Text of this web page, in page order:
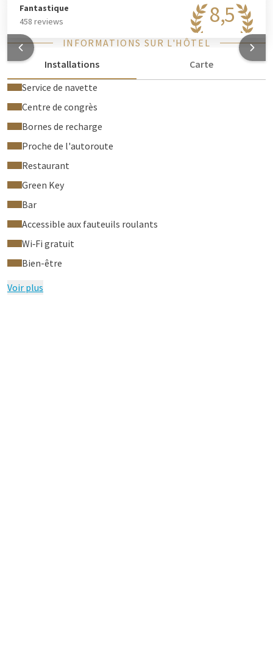
8,5
Fantastique
458 reviews
INFORMATIONS SUR L'HÔTEL
Installations
Carte
Service de navette
Centre de congrès
Bornes de recharge
Proche de l'autoroute
Restaurant
Green Key
Bar
Accessible aux fauteuils roulants
Wi‑Fi gratuit
Bien-être
Voir plus